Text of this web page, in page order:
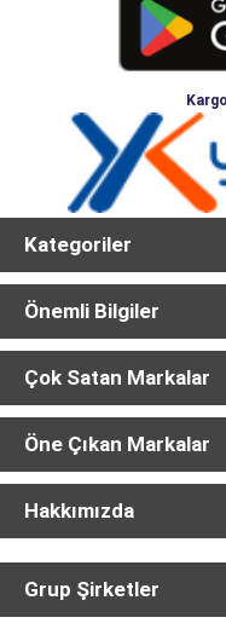
Kategoriler
Önemli Bilgiler
Çok Satan Markalar
Öne Çıkan Markalar
Hakkımızda
Grup Şirketler